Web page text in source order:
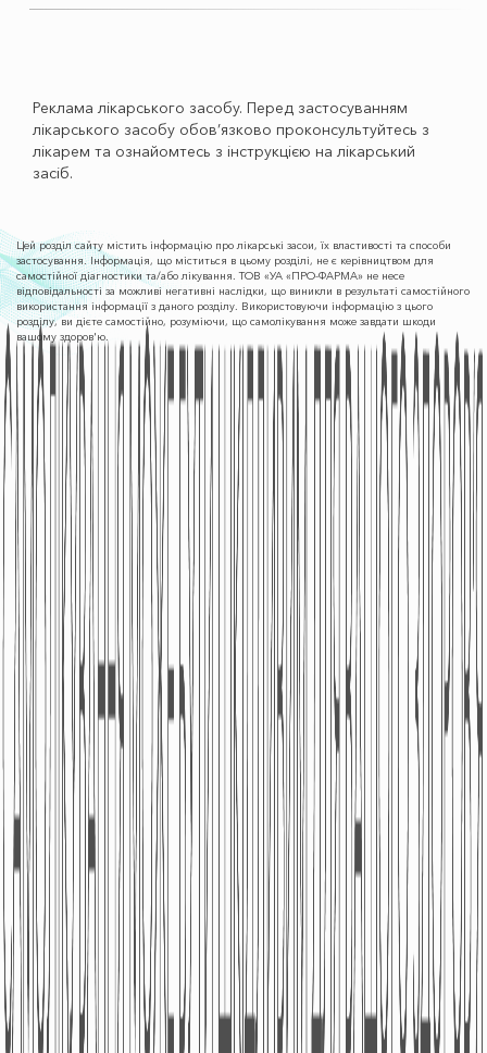
Реклама лікарського засобу. Перед застосуванням
лікарського засобу обов’язково проконсультуйтесь з
лікарем та ознайомтесь з інструкцією на лікарський
засіб.
Цей розділ сайту містить інформацію про лікарські засои, їх властивості та способи
застосування. Інформація, що міститься в цьому розділі, не є керівництвом для
самостійної діагностики та/або лікування. ТОВ «УА «ПРО-ФАРМА» не несе
відповідальності за можливі негативні наслідки, що виникли в результаті самостійного
використання інформації з даного розділу. Використовуючи інформацію з цього
розділу, ви дієте самостійно, розуміючи, що самолікування може завдати шкоди
вашому здоров'ю.